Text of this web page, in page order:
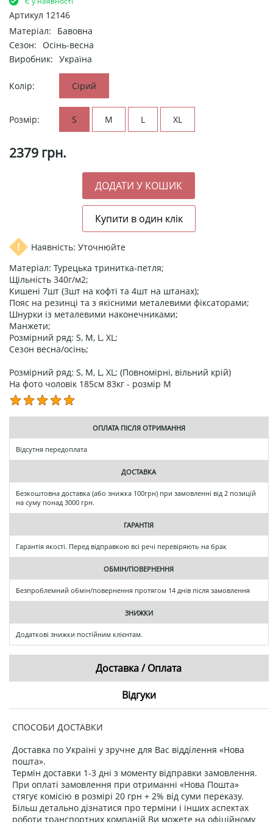
Артикул 12146
Матеріал:
Бавовна
Сезон: Осінь-весна
Виробник: Україна
Колір: Сірий
Розмір: S M L XL
2379 грн.
Наявність: Уточнюйте
Матеріал: Турецька тринитка-петля;
Щільність 340г/м2;
Кишені 7шт (3шт на кофті та 4шт на штанах);
Пояс на резинці та з якісними металевими фіксаторами;
Шнурки із металевими наконечниками;
Манжети;
Розмірний ряд: S, M, L, XL;
Сезон весна/осінь;
Розмірний ряд: S, M, L, XL; (Повномірні, вільний крій)
На фото чоловік 185см 83кг - розмір М
ОПЛАТА ПІСЛЯ ОТРИМАННЯ
Відсутня передоплата
ДОСТАВКА
Безкоштовна доставка (або знижка 100грн) при замовленні від 2 позицій
на суму понад 3000 грн.
ГАРАНТІЯ
Гарантія якості. Перед відправкою всі речі перевіряють на брак
ОБМІН/ПОВЕРНЕННЯ
Безпроблемний обмін/повернення протягом 14 днів після замовлення
ЗНИЖКИ
Додаткові знижки постійним клієнтам.
Доставка / Оплата
Відгуки
СПОСОБИ ДОСТАВКИ
Доставка по Україні у зручне для Вас відділення «Нова
пошта».
Термін доставки 1-3 дні з моменту відправки замовлення.
При оплаті замовлення при отриманні «Нова Пошта»
стягує комісію в розмірі 20 грн + 2% від суми переказу.
Більш детально дізнатися про терміни і інших аспектах
роботи транспортних компаній Ви можете на офіційному